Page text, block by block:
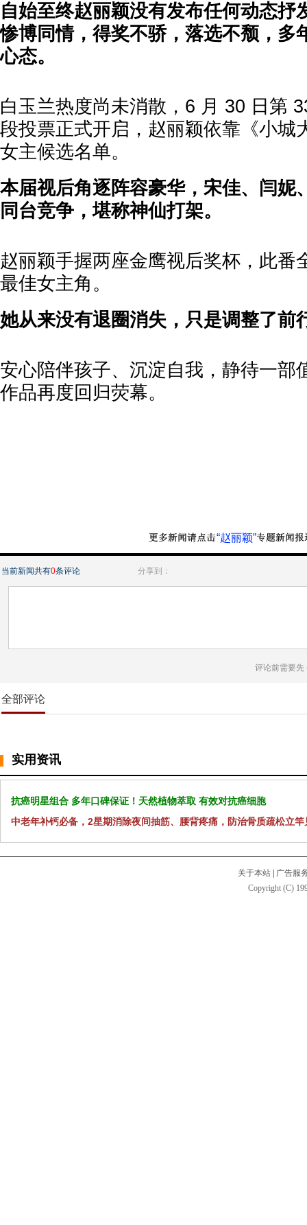
自始至终赵丽颖没有发布任何动态抒
惨博同情，得奖不骄，落选不颓，多
心态。
白玉兰热度尚未消散，6 月 30 日第
段投票正式开启，赵丽颖依靠《小城
女主候选名单。
本届视后角逐阵容豪华，宋佳、闫妮
同台竞争，堪称神仙打架。
赵丽颖手握两座金鹰视后奖杯，此番
最佳女主角。
她从来没有退圈消失，只是调整了前
安心陪伴孩子、沉淀自我，静待一部
作品再度回归荧幕。
“赵丽颖”
当前新闻共有0条评论 分享到：
评论前需要先
全部评论
实用资讯
抗癌明星组合 多年口碑保证！天然植物萃取 有效对抗癌细胞
中老年补钙必备，2星期消除夜间抽筋、腰背疼痛，防治骨质疏松立竿
关于本站
广告服
Copyright (C)